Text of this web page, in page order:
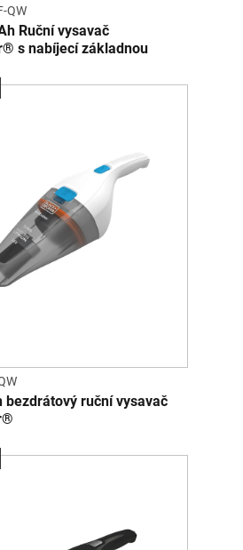
QW
Ruční vysavač
s nabíjecí základnou
bezdrátový ruční vysavač